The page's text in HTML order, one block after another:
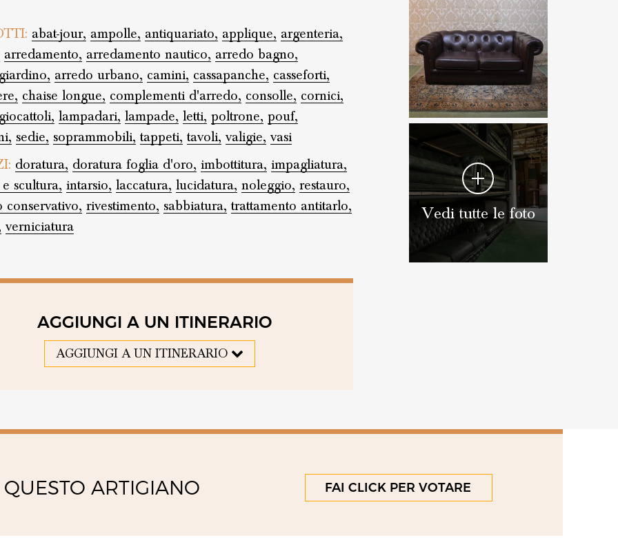
abat-jour, ampolle, antiquariato, applique, argenteria,
arredamento, arredamento nautico, arredo bagno,
arredo urbano, camini, cassapanche, casseforti,
chaise longue, complementi d'arredo, consolle, cornici,
giocattoli, lampadari, lampade, letti, poltrone, pouf,
sedie, soprammobili, tappeti, tavoli, valigie, vasi
doratura, doratura foglia d'oro, imbottitura, impagliatura,
scultura, intarsio, laccatura, lucidatura, noleggio, restauro,
conservativo, rivestimento, sabbiatura, trattamento antitarlo,
verniciatura
AGGIUNGI A UN ITINERARIO
AGGIUNGI A UN ITINERARIO
Vedi tutte le foto
ARTIGIANO FAI CLICK PER VOTARE